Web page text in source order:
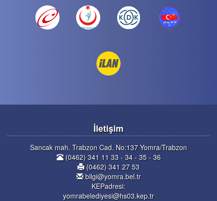
İletişim
Sancak mah. Trabzon Cad. No:137 Yomra/Trabzon
(0462) 341 11 33 - 34 - 35 - 36
(0462) 341 27 53
bilgi@yomra.bel.tr
KEPadresi:
yomrabelediyesi@hs03.kep.tr